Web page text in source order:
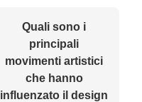
Quali sono i
principali
movimenti artistici
che hanno
influenzato il design